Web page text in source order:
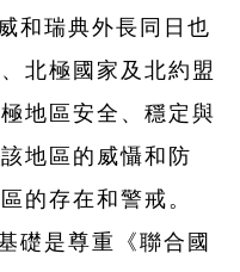
和瑞典外長同日也
北極國家及北約盟
地區安全、穩定與
地區的威懾和防
的存在和警戒。
礎是尊重《聯合國